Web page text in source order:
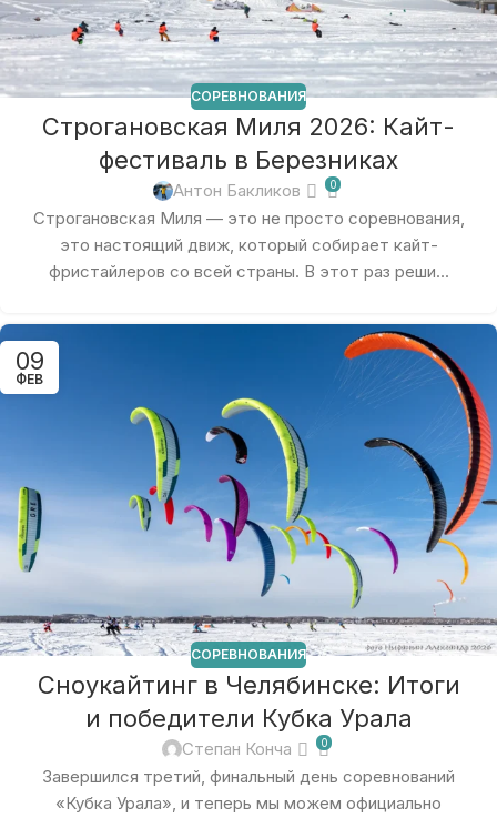
СОРЕВНОВАНИЯ
Строгановская Миля 2026: Кайт-
фестиваль в Березниках
Антон Бакликов 0
Строгановская Миля — это не просто соревнования,
это настоящий движ, который собирает кайт-
фристайлеров со всей страны. В этот раз реши...
09
ФЕВ
СОРЕВНОВАНИЯ
Сноукайтинг в Челябинске: Итоги
и победители Кубка Урала
Степан Конча 0
Завершился третий, финальный день соревнований
«Кубка Урала», и теперь мы можем официально